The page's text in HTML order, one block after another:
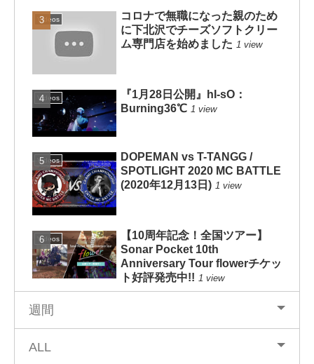
Videos
コロナで無職になった親のため
に下北沢でチーズソフトクリー
ム専門店を始めました 1 view
Videos
『1月28日公開』hI-sO：
Burning36℃ 1 view
Videos
DOPEMAN vs T-TANGG /
SPOTLIGHT 2020 MC BATTLE
(2020年12月13日) 1 view
Videos
【10周年記念！全国ツアー】
Sonar Pocket 10th
Anniversary Tour flowerチケッ
ト好評発売中!! 1 view
週間
ALL